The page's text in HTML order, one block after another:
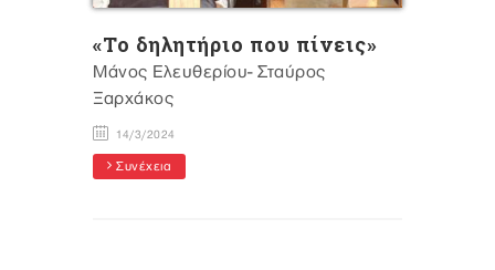
«Το δηλητήριο που πίνεις»
Μάνος Ελευθερίου- Σταύρος
Ξαρχάκος
14/3/2024
Συνέχεια